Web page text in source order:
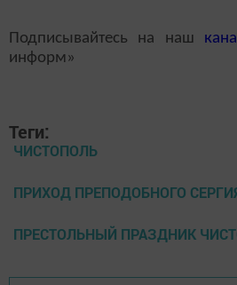
Подписывайтесь на наш
информ»
Теги:
ЧИСТОПОЛЬ
ПРИХОД ПРЕПОДОБНОГО
ПРЕСТОЛЬНЫЙ ПРАЗДНИК